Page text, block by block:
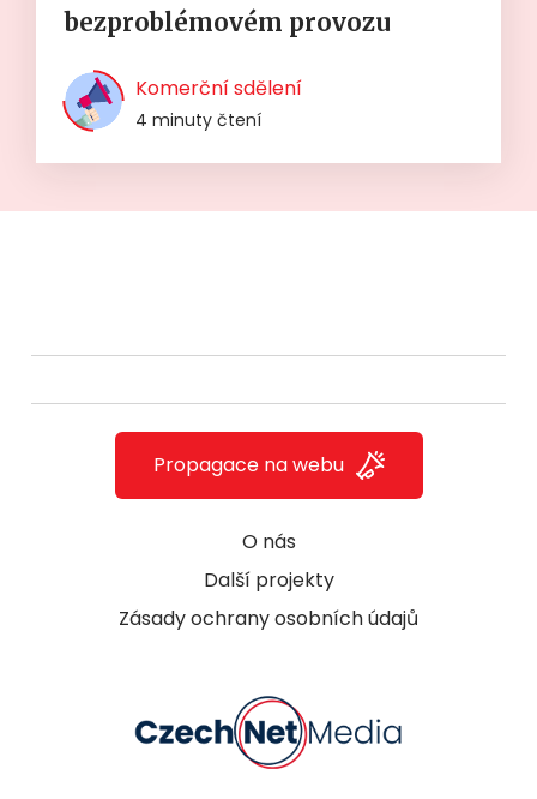
bezproblémovém provozu
Komerční sdělení
4 minuty čtení
O nás
Další projekty
Zásady ochrany osobních údajů
Propagace na webu